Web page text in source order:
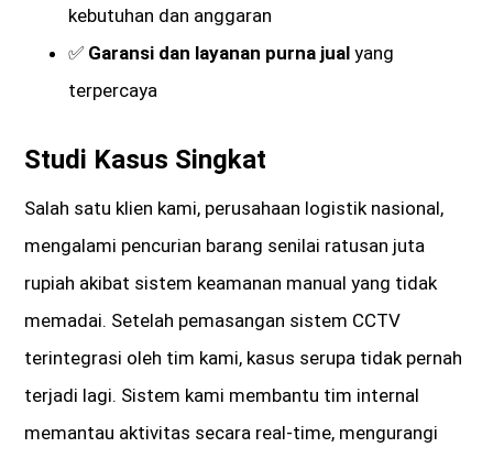
kebutuhan dan anggaran
✅ Garansi dan layanan purna jual yang
terpercaya
Studi Kasus Singkat
Salah satu klien kami, perusahaan logistik nasional,
mengalami pencurian barang senilai ratusan juta
rupiah akibat sistem keamanan manual yang tidak
memadai. Setelah pemasangan sistem CCTV
terintegrasi oleh tim kami, kasus serupa tidak pernah
terjadi lagi. Sistem kami membantu tim internal
memantau aktivitas secara real-time, mengurangi